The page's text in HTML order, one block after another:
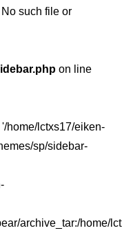
such file or
on line
home/lctxs17/eiken-
sp/sidebar-
archive_tar:/home/